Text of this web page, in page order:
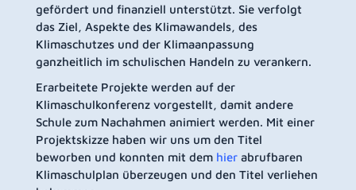
gefördert und finanziell unterstützt. Sie verfolgt
das Ziel, Aspekte des Klimawandels, des
Klimaschutzes und der Klimaanpassung
ganzheitlich im schulischen Handeln zu verankern.
Erarbeitete Projekte werden auf der
Klimaschulkonferenz vorgestellt, damit andere
Schule zum Nachahmen animiert werden. Mit einer
Projektskizze haben wir uns um den Titel
beworben und konnten mit dem hier abrufbaren
Klimaschulplan überzeugen und den Titel verliehen